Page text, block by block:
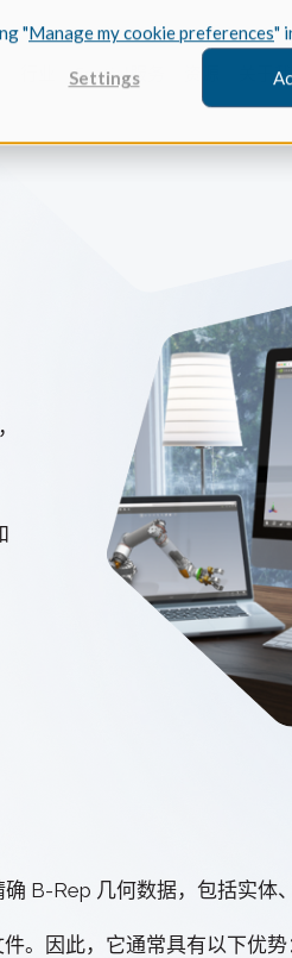
"Manage my cookie preferences"
Settings
3D建模
CGM
我们新
3D
我们经
2D和
Spatial服务 关于
，
B-Rep 几何数据，包括实体
。因此，它通常具有以下优势